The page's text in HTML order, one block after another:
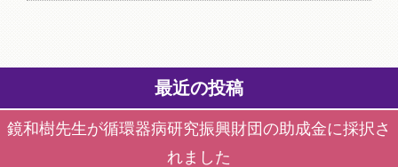
最近の投稿
鏡和樹先生が循環器病研究振興財団の助成金に採択さ
れました